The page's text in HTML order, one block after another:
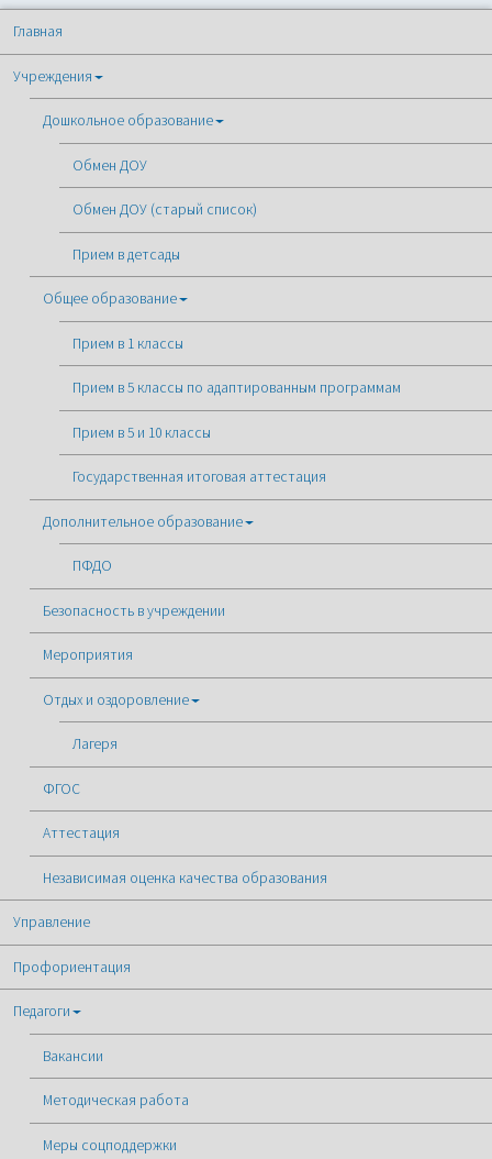
Главная
Учреждения
Дошкольное образование
Обмен ДОУ
Обмен ДОУ (старый список)
Прием в детсады
Общее образование
Прием в 1 классы
Прием в 5 классы по адаптированным программам
Прием в 5 и 10 классы
Государственная итоговая аттестация
Дополнительное образование
ПФДО
Безопасность в учреждении
Мероприятия
Отдых и оздоровление
Лагеря
ФГОС
Аттестация
Независимая оценка качества образования
Управление
Профориентация
Педагоги
Вакансии
Методическая работа
Меры соцподдержки